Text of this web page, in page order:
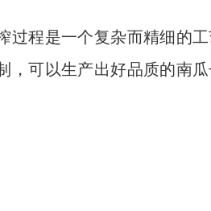
过程是一个复杂而精细的
，可以生产出好品质的南